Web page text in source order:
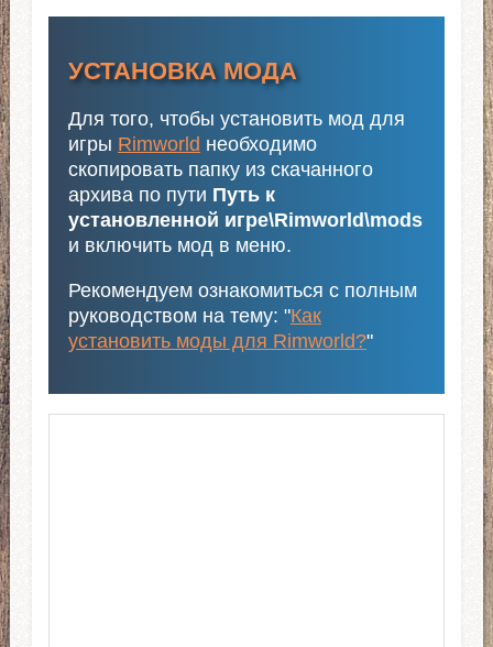
УСТАНОВКА МОДА
Для того, чтобы установить мод для
игры Rimworld необходимо
скопировать папку из скачанного
архива по пути Путь к
установленной игре\Rimworld\mods
и включить мод в меню.
Рекомендуем ознакомиться с полным
руководством на тему: "Как
установить моды для Rimworld?"